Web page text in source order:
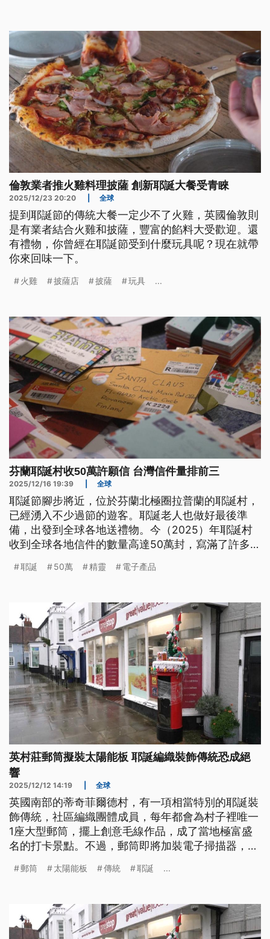
倫敦業者推火雞料理披薩 創新耶誕大餐受青睞
2025/12/23 20:20 全球
提到耶誕節的傳統大餐一定少不了火雞，英國倫敦則
是有業者結合火雞和披薩，豐富的餡料大受歡迎。還
有禮物，你曾經在耶誕節受到什麼玩具呢？現在就帶
你來回味一下。
火雞 披薩店 披薩 玩具 ...
芬蘭耶誕村收50萬許願信 台灣信件量排前三
2025/12/16 19:39 全球
耶誕節腳步將近，位於芬蘭北極圈拉普蘭的耶誕村，
已經湧入不少過節的遊客。耶誕老人也做好最後準
備，出發到全球各地送禮物。今（2025）年耶誕村
收到全球各地信件的數量高達50萬封，寫滿了許多願
耶誕 50萬 精靈 電子產品
英村莊郵筒擬裝太陽能板 耶誕編織裝飾傳統恐成絕
響
2025/12/12 14:19 全球
英國南部的蒂奇菲爾德村，有一項相當特別的耶誕裝
飾傳統，社區編織團體成員，每年都會為村子裡唯一
1座大型郵筒，擺上創意毛線作品，成了當地極富盛
名的打卡景點。不過，郵筒即將加裝電子掃描器，頂
毛線郵筒恐將成為絕響。
郵筒 太陽能板 傳統 耶誕 ...